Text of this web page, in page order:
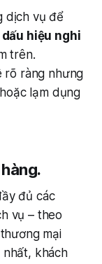
dịch vụ để
dấu hiệu nghi
trên.
rõ ràng nhưng
lạm dụng
đủ các
vụ – theo
mại
nhất, khách